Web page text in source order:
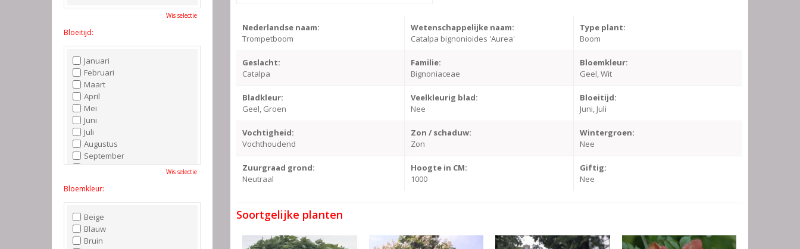
Nederlandse naam:
Trompetboom
Wetenschappelijke naam:
Catalpa bignonioides 'Aurea'
Type plant:
Boom
Geslacht:
Catalpa
Familie:
Bignoniaceae
Bloemkleur:
Geel, Wit
Bladkleur:
Geel, Groen
Veelkleurig blad:
Nee
Bloeitijd:
Juni, Juli
Vochtigheid:
Vochthoudend
Zon / schaduw:
Zon
Wintergroen:
Nee
Zuurgraad grond:
Neutraal
Hoogte in CM:
1000
Giftig:
Nee
Soortgelijke planten
Wis selectie
Bloeitijd:
Januari
Februari
Maart
April
Mei
Juni
Juli
Augustus
September
Oktober
December
Wis selectie
Bloemkleur:
Beige
Blauw
Bruin